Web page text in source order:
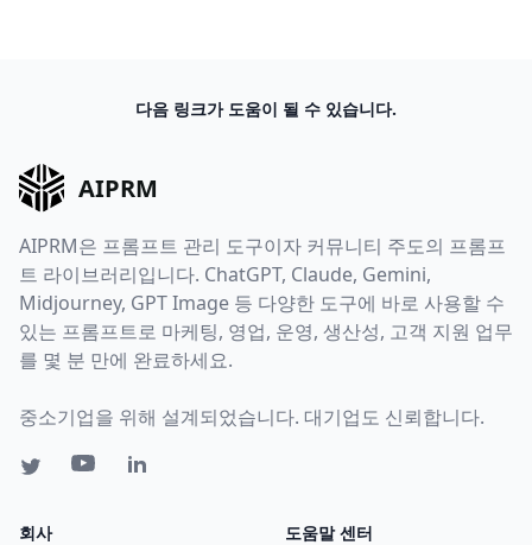
다음 링크가 도움이 될 수 있습니다.
AIPRM
AIPRM은 프롬프트 관리 도구이자 커뮤니티 주도의 프롬프
트 라이브러리입니다. ChatGPT, Claude, Gemini,
Midjourney, GPT Image 등 다양한 도구에 바로 사용할 수
있는 프롬프트로 마케팅, 영업, 운영, 생산성, 고객 지원 업무
를 몇 분 만에 완료하세요.
중소기업을 위해 설계되었습니다. 대기업도 신뢰합니다.
회사 도움말 센터